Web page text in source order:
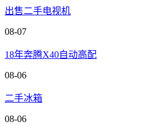
出售二手电视机
08-07
18年奔腾X40自动高配
08-06
二手冰箱
08-06